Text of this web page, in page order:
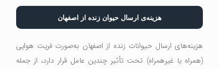
هزینه‌ی ارسال حیوان زنده از اصفهان
هزینه‌های ارسال حیوانات زنده از اصفهان به‌صورت فریت هوایی
(همراه یا غیرهمراه) تحت تأثیر چندین عامل قرار دارد، از جمله